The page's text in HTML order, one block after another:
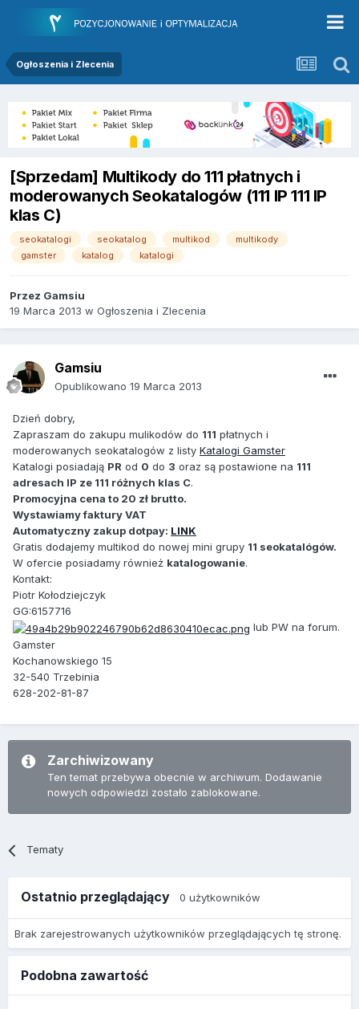
Ogłoszenia i Zlecenia
[Sprzedam] Multikody do 111 płatnych i
moderowanych Seokatalogów (111 IP 111 IP
klas C)
seokatalogi seokatalog multikod
multikody
gamster
katalog katalogi
Przez Gamsiu
19 Marca 2013 w Ogłoszenia i Zlecenia
Gamsiu
Opublikowano 19 Marca 2013
Dzień dobry,
Zapraszam do zakupu mulikodów do 111 płatnych i
moderowanych seokatalogów z listy Katalogi Gamster
Katalogi posiadają PR od 0 do 3 oraz są postawione na 111
adresach IP ze 111 różnych klas C.
Promocyjna cena to 20 zł brutto.
Wystawiamy faktury VAT
Automatyczny zakup dotpay: LINK
Gratis dodajemy multikod do nowej mini grupy 11 seokatalógów.
W ofercie posiadamy również katalogowanie.
Kontakt:
Piotr Kołodziejczyk
GG:6157716
lub PW na forum.
Gamster
Kochanowskiego 15
32-540 Trzebinia
628-202-81-87
Zarchiwizowany
Ten temat przebywa obecnie w archiwum. Dodawanie
nowych odpowiedzi zostało zablokowane.
Tematy
Ostatnio przeglądający 0 użytkowników
Brak zarejestrowanych użytkowników przeglądających tę stronę.
Podobna zawartość